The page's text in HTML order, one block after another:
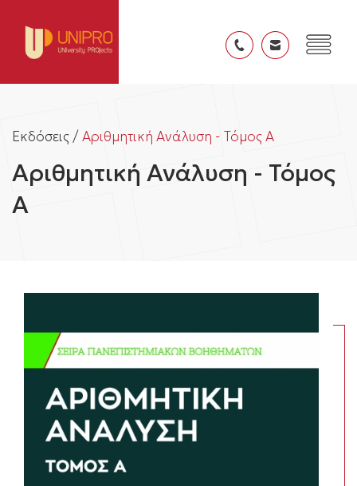
Εκδόσεις /Αριθμητική Ανάλυση - Τόμος Α
Αριθμητική Ανάλυση - Τόμος
Α